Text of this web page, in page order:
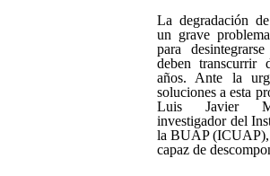
La degradación
un grave
para
deben
años. Ante la
soluciones a esta
Luis Javier
investigador del
la BUAP (ICUAP),
capaz de